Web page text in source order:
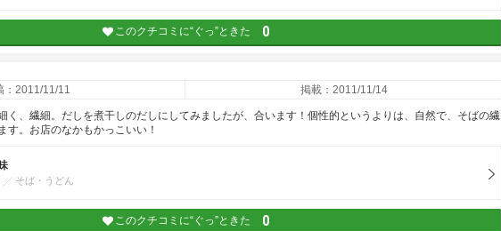
このクチコミに“ぐっ”ときた 0
：2011/11/11 掲載：2011/11/14
く、繊細。だしを煮干しのだしにしてみましたが、合います！個性的というよりは、自然で、そばの繊
す。お店のなかもかっこいい！
そば・うどん
このクチコミに“ぐっ”ときた 0